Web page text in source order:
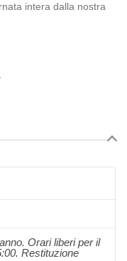
intera dalla nostra
Orari liberi per il
Restituzione